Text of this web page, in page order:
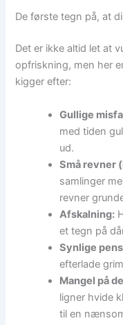
De første tegn på, at
Det er ikke altid let at
opfriskning, men her
kigger efter:
Gullige
med tiden
ud.
Små revner
samlinger
revner
Afskalning:
et tegn på
Synlige
efterlade
Mangel på
ligner hvide
til en